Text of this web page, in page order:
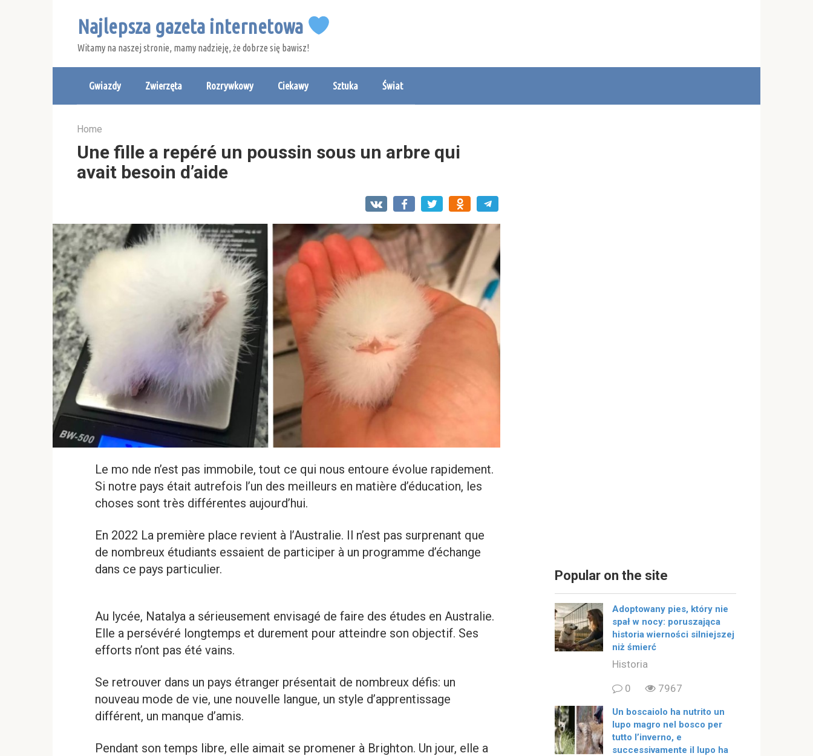
Najlepsza gazeta internetowa
Witamy na naszej stronie, mamy nadzieję, że dobrze się bawisz!
Gwiazdy Zwierzęta Rozrywkowy Ciekawy Sztuka Świat
Home
Une fille a repéré un poussin sous un arbre qui
avait besoin d’aide
Le mo nde n’est pas immobile, tout ce qui nous entoure évolue rapidement.
Si notre pays était autrefois l’un des meilleurs en matière d’éducation, les
choses sont très différentes aujourd’hui.
En 2022 La première place revient à l’Australie. Il n’est pas surprenant que
de nombreux étudiants essaient de participer à un programme d’échange
dans ce pays particulier.
Au lycée, Natalya a sérieusement envisagé de faire des études en Australie.
Elle a persévéré longtemps et durement pour atteindre son objectif. Ses
efforts n’ont pas été vains.
Se retrouver dans un pays étranger présentait de nombreux défis: un
nouveau mode de vie, une nouvelle langue, un style d’apprentissage
différent, un manque d’amis.
Pendant son temps libre, elle aimait se promener à Brighton. Un jour, elle a
Popular on the site
Adoptowany pies, który nie
spał w nocy: poruszająca
historia wierności silniejszej
niż śmierć
Historia
0
7967
Un boscaiolo ha nutrito un
lupo magro nel bosco per
tutto l’inverno, e
successivamente il lupo ha